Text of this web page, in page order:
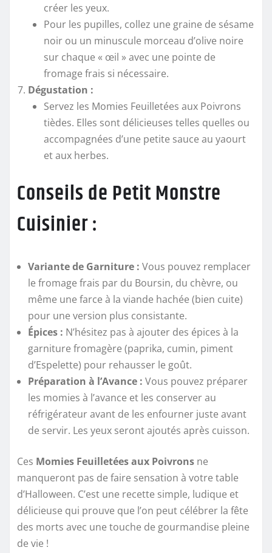
créer les yeux.
Pour les pupilles, collez une graine de sésame
noir ou un minuscule morceau d’olive noire
sur chaque « œil » avec une pointe de
fromage frais si nécessaire.
Dégustation :
Servez les Momies Feuilletées aux Poivrons
tièdes. Elles sont délicieuses telles quelles ou
accompagnées d’une petite sauce au yaourt
et aux herbes.
Conseils de Petit Monstre
Cuisinier :
Variante de Garniture : Vous pouvez remplacer
le fromage frais par du Boursin, du chèvre, ou
même une farce à la viande hachée (bien cuite)
pour une version plus consistante.
Épices : N’hésitez pas à ajouter des épices à la
garniture fromagère (paprika, cumin, piment
d’Espelette) pour rehausser le goût.
Préparation à l’Avance : Vous pouvez préparer
les momies à l’avance et les conserver au
réfrigérateur avant de les enfourner juste avant
de servir. Les yeux seront ajoutés après cuisson.
Ces Momies Feuilletées aux Poivrons ne
manqueront pas de faire sensation à votre table
d’Halloween. C’est une recette simple, ludique et
délicieuse qui prouve que l’on peut célébrer la fête
des morts avec une touche de gourmandise pleine
de vie !